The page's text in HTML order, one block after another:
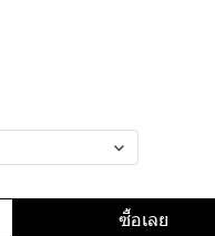
ซื้อเลย